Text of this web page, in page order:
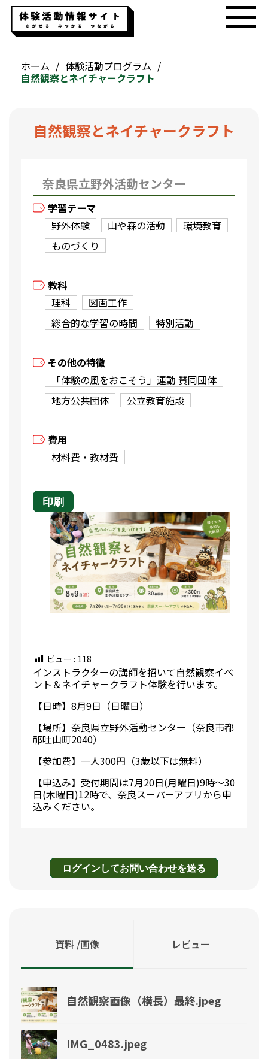
ホーム
体験活動プログラム
自然観察とネイチャークラフト
自然観察とネイチャークラフト
奈良県立野外活動センター
学習テーマ
野外体験
山や森の活動
環境教育
ものづくり
教科
理科
図画工作
総合的な学習の時間
特別活動
その他の特徴
「体験の風をおこそう」運動 賛同団体
地方公共団体
公立教育施設
費用
材料費・教材費
印刷
ビュー : 118
インストラクターの講師を招いて⾃然観察イベ
ント＆ネイチャークラフト体験を⾏います。
【日時】8⽉9⽇（⽇曜⽇）
【場所】奈良県⽴野外活動センター（奈良市都
祁吐⼭町2040）
【参加費】⼀⼈300円（3歳以下は無料）
【申込み】受付期間は7⽉20⽇(⽉曜⽇)9時〜30
⽇(⽊曜⽇)12時で、奈良スーパーアプリから申
込みください。
ログインしてお問い合わせを送る
資料 /画像 レビュー
自然観察画像（横長）最終.jpeg
IMG_0483.jpeg